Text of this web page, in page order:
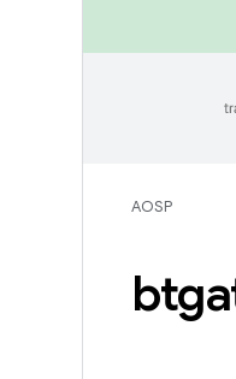
AOSP